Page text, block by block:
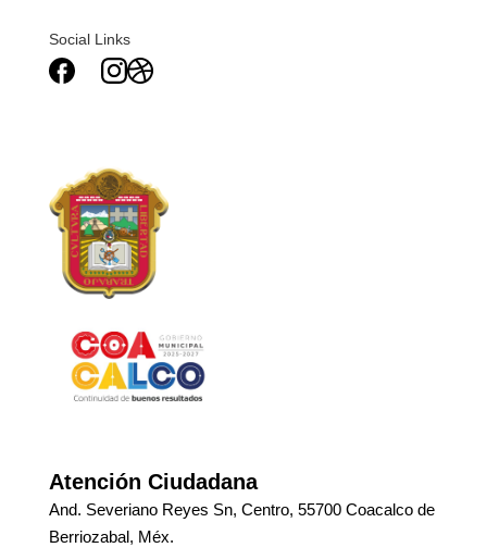
Social Links
Atención Ciudadana
And. Severiano Reyes Sn, Centro, 55700 Coacalco de
Berriozabal, Méx.